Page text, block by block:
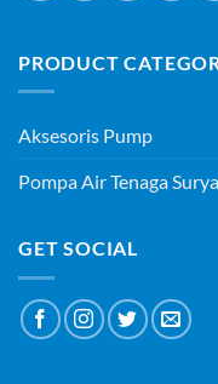
PRODUCT
Aksesoris Pump
Pompa Air Tenaga Surya
GET SOCIAL